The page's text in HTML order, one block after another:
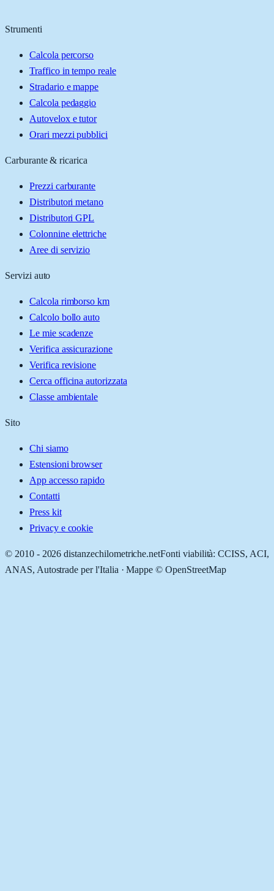
Strumenti
Calcola percorso
Traffico in tempo reale
Stradario e mappe
Calcola pedaggio
Autovelox e tutor
Orari mezzi pubblici
Carburante & ricarica
Prezzi carburante
Distributori metano
Distributori GPL
Colonnine elettriche
Aree di servizio
Servizi auto
Calcola rimborso km
Calcolo bollo auto
Le mie scadenze
Verifica assicurazione
Verifica revisione
Cerca officina autorizzata
Classe ambientale
Sito
Chi siamo
Estensioni browser
App accesso rapido
Contatti
Press kit
Privacy e cookie
© 2010 - 2026 distanzechilometriche.netFonti viabilità: CCISS, ACI,
ANAS, Autostrade per l'Italia · Mappe © OpenStreetMap